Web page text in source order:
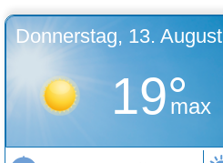
Donnerstag, 13. August
19°
max